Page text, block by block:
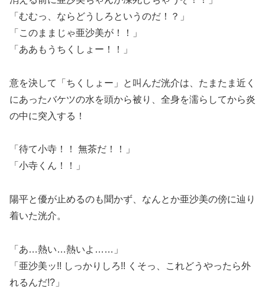
「むむっ、ならどうしろというのだ！？」
「このままじゃ亜沙美が！！」
「ああもうちくしょー！！」
意を決して「ちくしょー」と叫んだ洸介は、たまたま近く
にあったバケツの水を頭から被り、全身を濡らしてから炎
の中に突入する！
「待て小寺！！ 無茶だ！！」
「小寺くん！！」
陽平と優が止めるのも聞かず、なんとか亜沙美の傍に辿り
着いた洸介。
「あ…熱い…熱いよ……」
「亜沙美ッ!! しっかりしろ!! くそっ、これどうやったら外
れるんだ!?」